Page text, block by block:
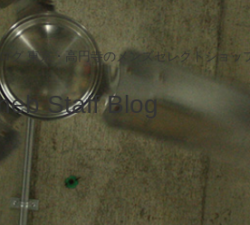
グ 東京・高円寺のメンズセレクトショッ
Staff Blog